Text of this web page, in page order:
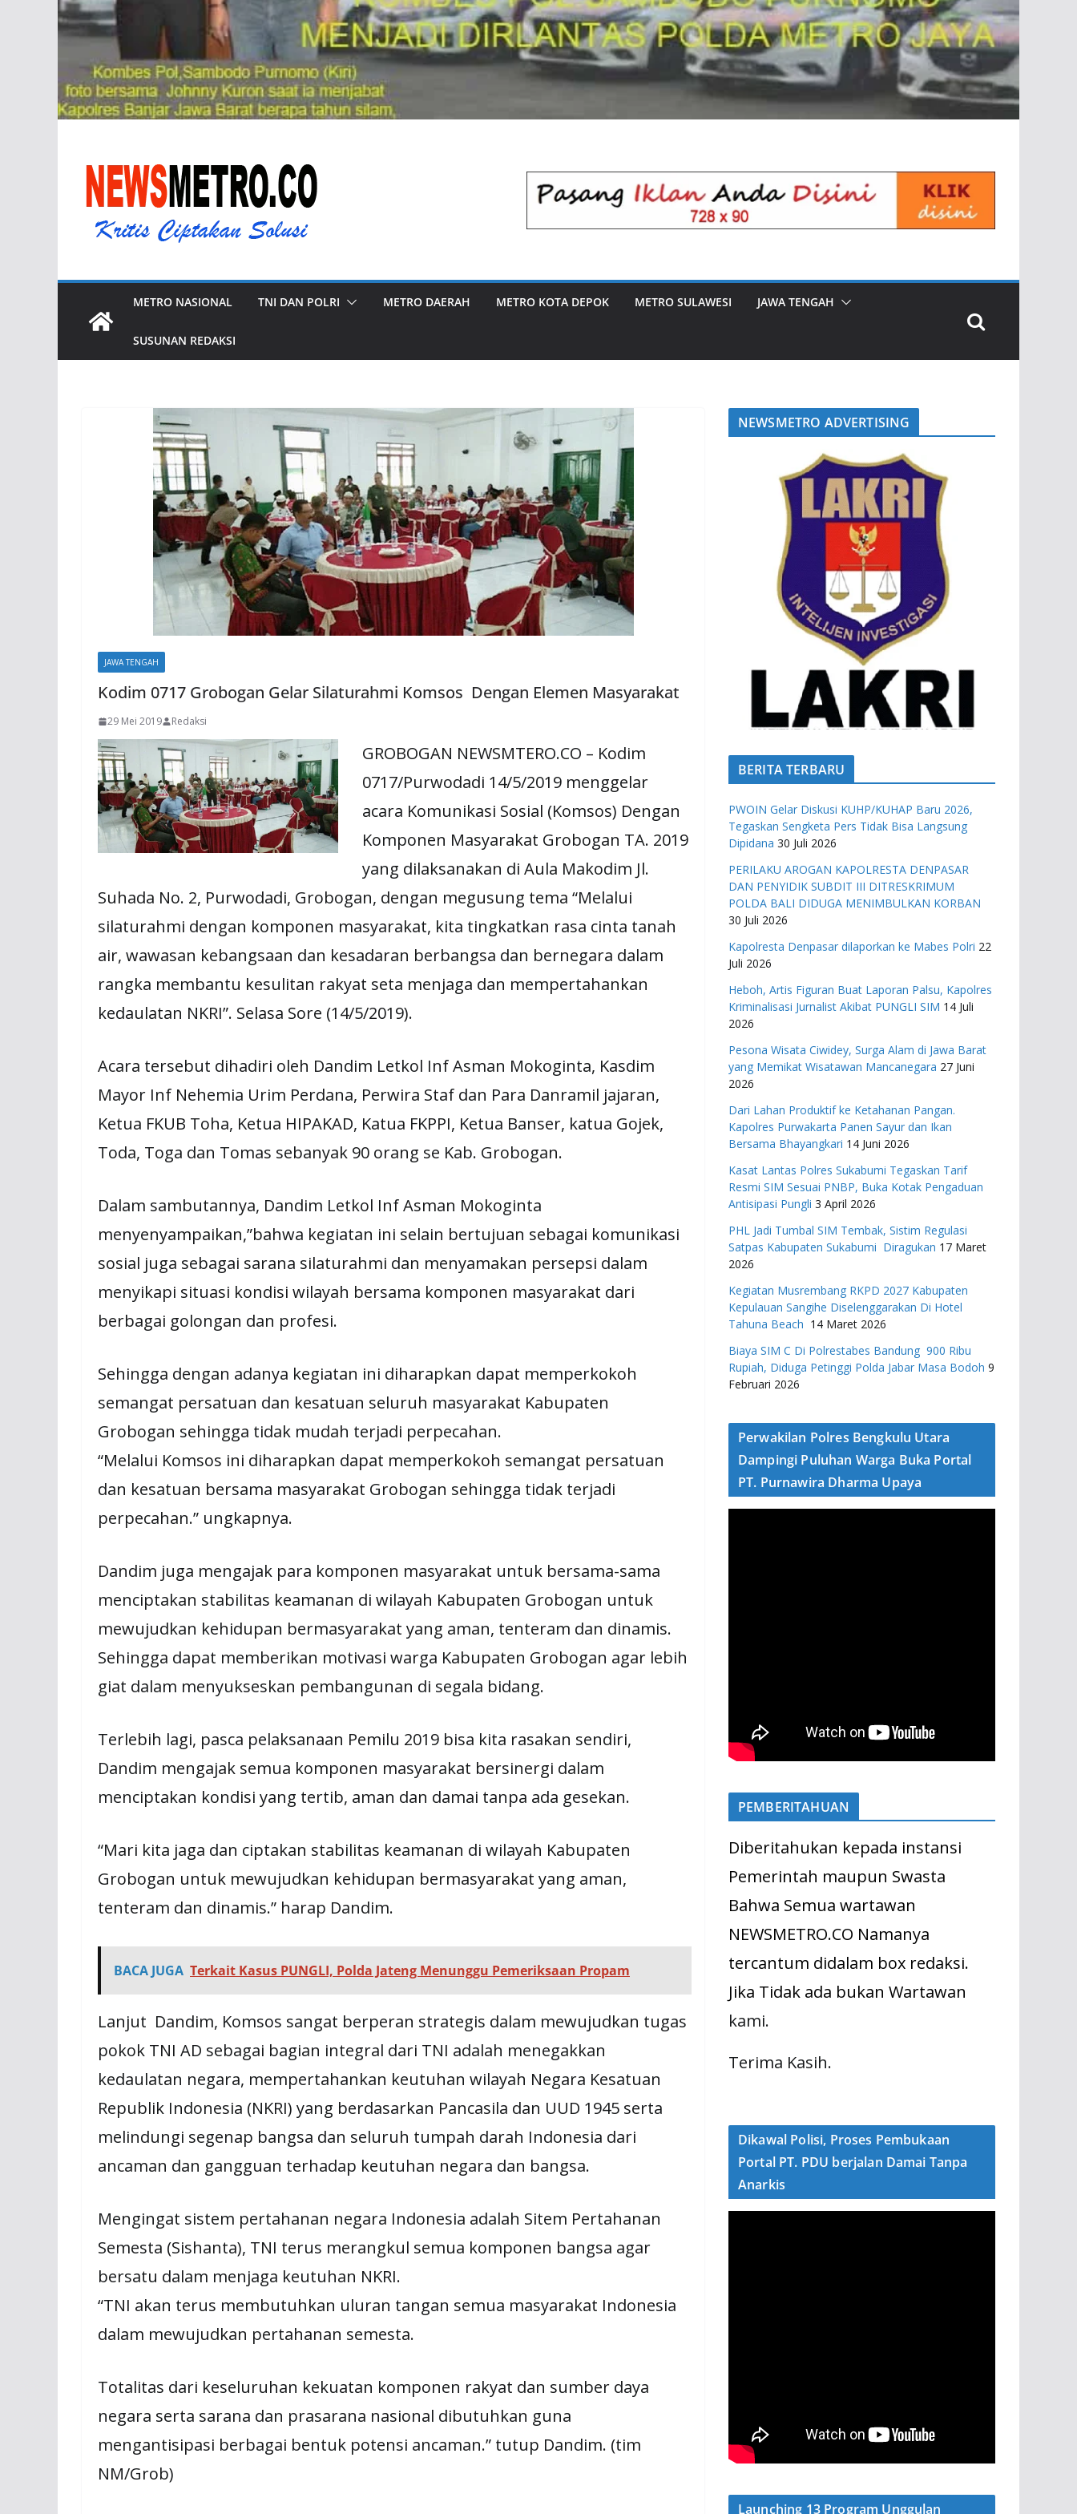
METRO NASIONAL TNI DAN POLRI METRO DAERAH METRO KOTA DEPOK METRO SULAWESI JAWA TENGAH
SUSUNAN REDAKSI
JAWA TENGAH
Kodim 0717 Grobogan Gelar Silaturahmi Komsos Dengan Elemen Masyarakat
29 Mei 2019 Redaksi
GROBOGAN NEWSMTERO.CO – Kodim
0717/Purwodadi 14/5/2019 menggelar
acara Komunikasi Sosial (Komsos) Dengan
Komponen Masyarakat Grobogan TA. 2019
yang dilaksanakan di Aula Makodim Jl.
Suhada No. 2, Purwodadi, Grobogan, dengan megusung tema “Melalui
silaturahmi dengan komponen masyarakat, kita tingkatkan rasa cinta tanah
air, wawasan kebangsaan dan kesadaran berbangsa dan bernegara dalam
rangka membantu kesulitan rakyat seta menjaga dan mempertahankan
kedaulatan NKRI”. Selasa Sore (14/5/2019).
Acara tersebut dihadiri oleh Dandim Letkol Inf Asman Mokoginta, Kasdim
Mayor Inf Nehemia Urim Perdana, Perwira Staf dan Para Danramil jajaran,
Ketua FKUB Toha, Ketua HIPAKAD, Katua FKPPI, Ketua Banser, katua Gojek,
Toda, Toga dan Tomas sebanyak 90 orang se Kab. Grobogan.
Dalam sambutannya, Dandim Letkol Inf Asman Mokoginta
menyenyampaikan,”bahwa kegiatan ini selain bertujuan sebagai komunikasi
sosial juga sebagai sarana silaturahmi dan menyamakan persepsi dalam
menyikapi situasi kondisi wilayah bersama komponen masyarakat dari
berbagai golongan dan profesi.
Sehingga dengan adanya kegiatan ini diharapkan dapat memperkokoh
semangat persatuan dan kesatuan seluruh masyarakat Kabupaten
Grobogan sehingga tidak mudah terjadi perpecahan.
“Melalui Komsos ini diharapkan dapat memperkokoh semangat persatuan
dan kesatuan bersama masyarakat Grobogan sehingga tidak terjadi
perpecahan.” ungkapnya.
Dandim juga mengajak para komponen masyarakat untuk bersama-sama
menciptakan stabilitas keamanan di wilayah Kabupaten Grobogan untuk
mewujudkan kehidupan bermasyarakat yang aman, tenteram dan dinamis.
Sehingga dapat memberikan motivasi warga Kabupaten Grobogan agar lebih
giat dalam menyukseskan pembangunan di segala bidang.
Terlebih lagi, pasca pelaksanaan Pemilu 2019 bisa kita rasakan sendiri,
Dandim mengajak semua komponen masyarakat bersinergi dalam
menciptakan kondisi yang tertib, aman dan damai tanpa ada gesekan.
“Mari kita jaga dan ciptakan stabilitas keamanan di wilayah Kabupaten
Grobogan untuk mewujudkan kehidupan bermasyarakat yang aman,
tenteram dan dinamis.” harap Dandim.
BACA JUGA Terkait Kasus PUNGLI, Polda Jateng Menunggu Pemeriksaan Propam
Lanjut Dandim, Komsos sangat berperan strategis dalam mewujudkan tugas
pokok TNI AD sebagai bagian integral dari TNI adalah menegakkan
kedaulatan negara, mempertahankan keutuhan wilayah Negara Kesatuan
Republik Indonesia (NKRI) yang berdasarkan Pancasila dan UUD 1945 serta
melindungi segenap bangsa dan seluruh tumpah darah Indonesia dari
ancaman dan gangguan terhadap keutuhan negara dan bangsa.
Mengingat sistem pertahanan negara Indonesia adalah Sitem Pertahanan
Semesta (Sishanta), TNI terus merangkul semua komponen bangsa agar
bersatu dalam menjaga keutuhan NKRI.
“TNI akan terus membutuhkan uluran tangan semua masyarakat Indonesia
dalam mewujudkan pertahanan semesta.
Totalitas dari keseluruhan kekuatan komponen rakyat dan sumber daya
negara serta sarana dan prasarana nasional dibutuhkan guna
mengantisipasi berbagai bentuk potensi ancaman.” tutup Dandim. (tim
NM/Grob)
NEWSMETRO ADVERTISING
BERITA TERBARU
PWOIN Gelar Diskusi KUHP/KUHAP Baru 2026,
Tegaskan Sengketa Pers Tidak Bisa Langsung
Dipidana 30 Juli 2026
PERILAKU AROGAN KAPOLRESTA DENPASAR
DAN PENYIDIK SUBDIT III DITRESKRIMUM
POLDA BALI DIDUGA MENIMBULKAN KORBAN
30 Juli 2026
Kapolresta Denpasar dilaporkan ke Mabes Polri 22
Juli 2026
Heboh, Artis Figuran Buat Laporan Palsu, Kapolres
Kriminalisasi Jurnalist Akibat PUNGLI SIM 14 Juli
2026
Pesona Wisata Ciwidey, Surga Alam di Jawa Barat
yang Memikat Wisatawan Mancanegara 27 Juni
2026
Dari Lahan Produktif ke Ketahanan Pangan.
Kapolres Purwakarta Panen Sayur dan Ikan
Bersama Bhayangkari 14 Juni 2026
Kasat Lantas Polres Sukabumi Tegaskan Tarif
Resmi SIM Sesuai PNBP, Buka Kotak Pengaduan
Antisipasi Pungli 3 April 2026
PHL Jadi Tumbal SIM Tembak, Sistim Regulasi
Satpas Kabupaten Sukabumi Diragukan 17 Maret
2026
Kegiatan Musrembang RKPD 2027 ​Kabupaten
Kepulauan Sangihe Diselenggarakan Di Hotel
Tahuna Beach 14 Maret 2026
Biaya SIM C Di Polrestabes Bandung 900 Ribu
Rupiah, Diduga Petinggi Polda Jabar Masa Bodoh 9
Februari 2026
Perwakilan Polres Bengkulu Utara
Dampingi Puluhan Warga Buka Portal
PT. Purnawira Dharma Upaya
PEMBERITAHUAN
Diberitahukan kepada instansi
Pemerintah maupun Swasta
Bahwa Semua wartawan
NEWSMETRO.CO Namanya
tercantum didalam box redaksi.
Jika Tidak ada bukan Wartawan
kami.
Terima Kasih.
Dikawal Polisi, Proses Pembukaan
Portal PT. PDU berjalan Damai Tanpa
Anarkis
Launching 13 Program Unggulan